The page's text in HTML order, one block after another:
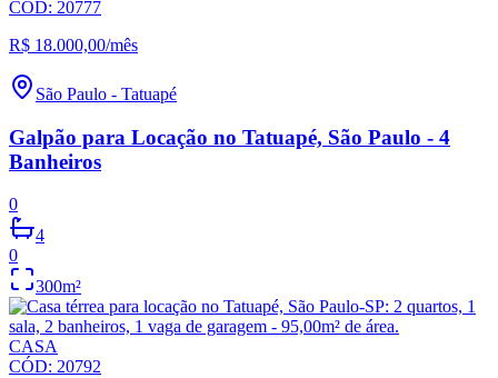
CÓD: 20777
R$ 18.000,00/mês
São Paulo - Tatuapé
Galpão para Locação no Tatuapé, São Paulo - 4
Banheiros
0
4
0
300m²
CASA
CÓD: 20792